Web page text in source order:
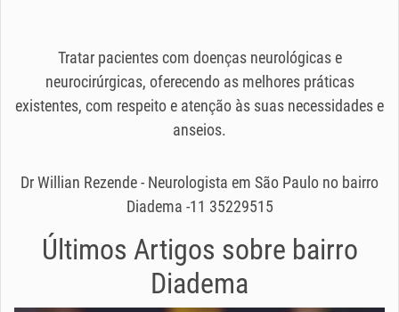
Tratar pacientes com doenças neurológicas e
neurocirúrgicas, oferecendo as melhores práticas
existentes, com respeito e atenção às suas necessidades e
anseios.
Dr Willian Rezende - Neurologista em São Paulo no bairro
Diadema -11 35229515
Últimos Artigos sobre bairro
Diadema